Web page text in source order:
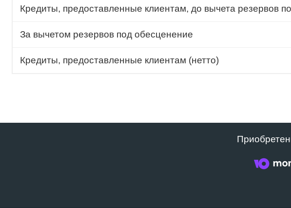
Кредиты, предоставленные клиентам, до вычета резервов
За вычетом резервов под обесценение
Кредиты, предоставленные клиентам (нетто)